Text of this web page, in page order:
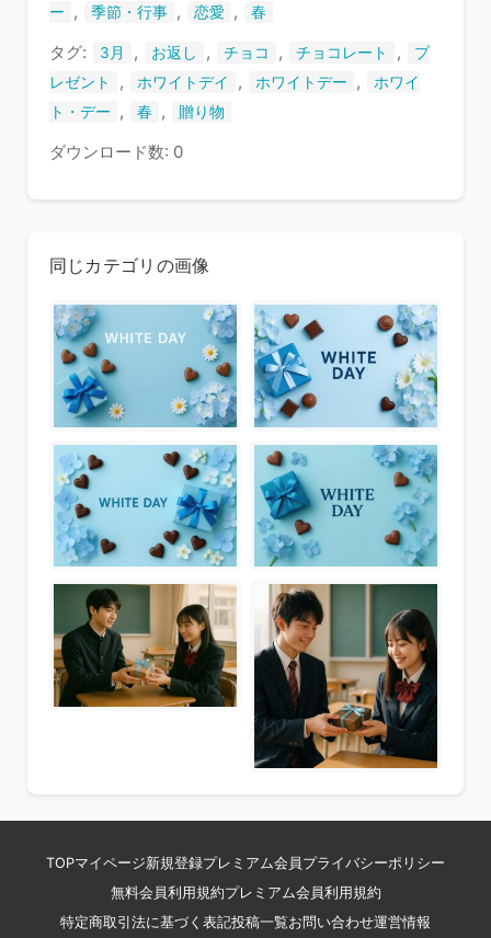
ー
, 季節・行事 , 恋愛 , 春
タグ: 3月 , お返し , チョコ , チョコレート ,
プ
レゼント
, ホワイトデイ , ホワイトデー ,
ホワイ
ト・デー
, 春 , 贈り物
ダウンロード数: 0
同じカテゴリの画像
TOPマイページ新規登録プレミアム会員 プライバシーポリシー
無料会員利用規約プレミアム会員利用規約
特定商取引法に基づく表記投稿一覧お問い合わせ運営情報